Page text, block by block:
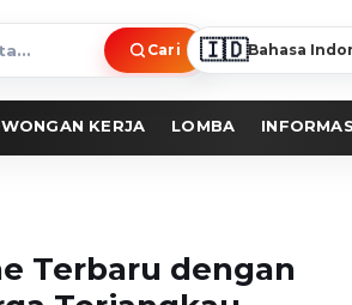
Cari 🇮🇩Bahasa
KERJA LOMBA
Terbaru dengan